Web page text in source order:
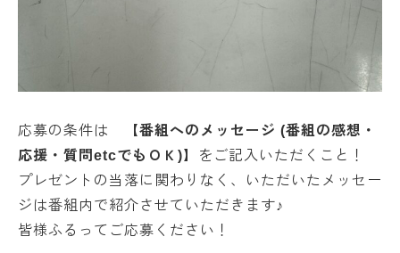
応募の条件は
【番組へのメッセージ (番組の感想・
応援・質問etcでもＯＫ)】
をご記入いただくこと！
プレゼントの当落に関わりなく、いただいたメッセー
ジは番組内で紹介させていただきます♪
皆様ふるってご応募ください！